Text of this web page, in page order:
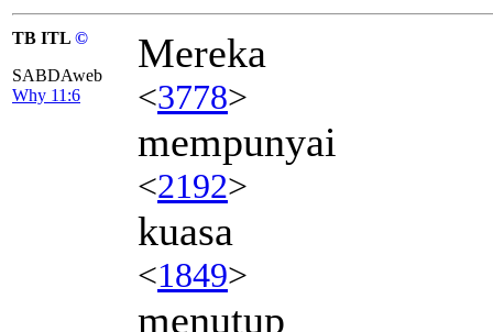
TB ITL ©
SABDAweb
Why 11:6
Mereka
<3778>
mempunyai
<2192>
kuasa
<1849>
menutup